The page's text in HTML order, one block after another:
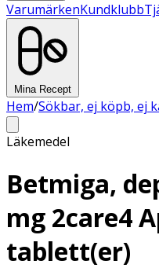
VarumärkenKundklubb
Mina Recept
Hem/Sökbar, ej köpb, ej
Läkemedel
Betmiga,
mg 2care4
tablett(er)